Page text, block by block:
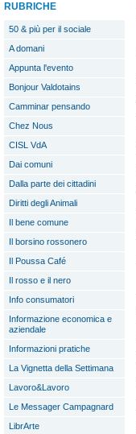
RUBRICHE
50 & più per il sociale
A domani
Appunta l'evento
Bonjour Valdotains
Camminar pensando
Chez Nous
CISL VdA
Dai comuni
Dalla parte dei cittadini
Diritti degli Animali
Il bene comune
Il borsino rossonero
Il Poussa Café
Il rosso e il nero
Info consumatori
Informazione economica e
aziendale
Informazioni pratiche
La Vignetta della Settimana
Lavoro&Lavoro
Le Messager Campagnard
LibrArte